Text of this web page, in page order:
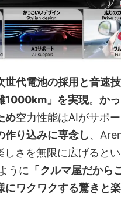
世代電池の採用と音速
1000km」を実現。 か
め空力性能はAIがサポー
作り込みに専念し、
しさを無限に広げると
うに 「クルマ屋だから
にワクワクする驚きと